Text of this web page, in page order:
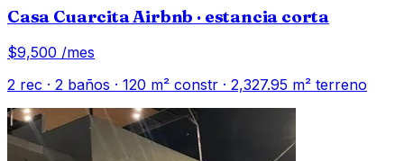
Casa Cuarcita Airbnb · estancia corta
$9,500 /mes
2 rec · 2 baños · 120 m² constr · 2,327.95 m² terreno